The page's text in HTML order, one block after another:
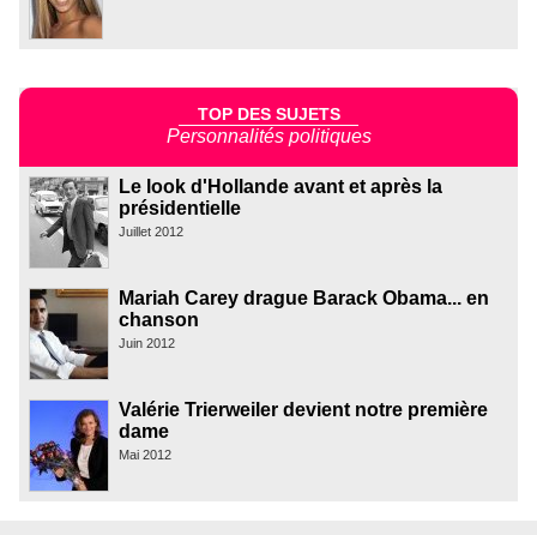
TOP DES SUJETS
Personnalités politiques
Le look d'Hollande avant et après la
présidentielle
Juillet 2012
Mariah Carey drague Barack Obama... en
chanson
Juin 2012
Valérie Trierweiler devient notre première
dame
Mai 2012